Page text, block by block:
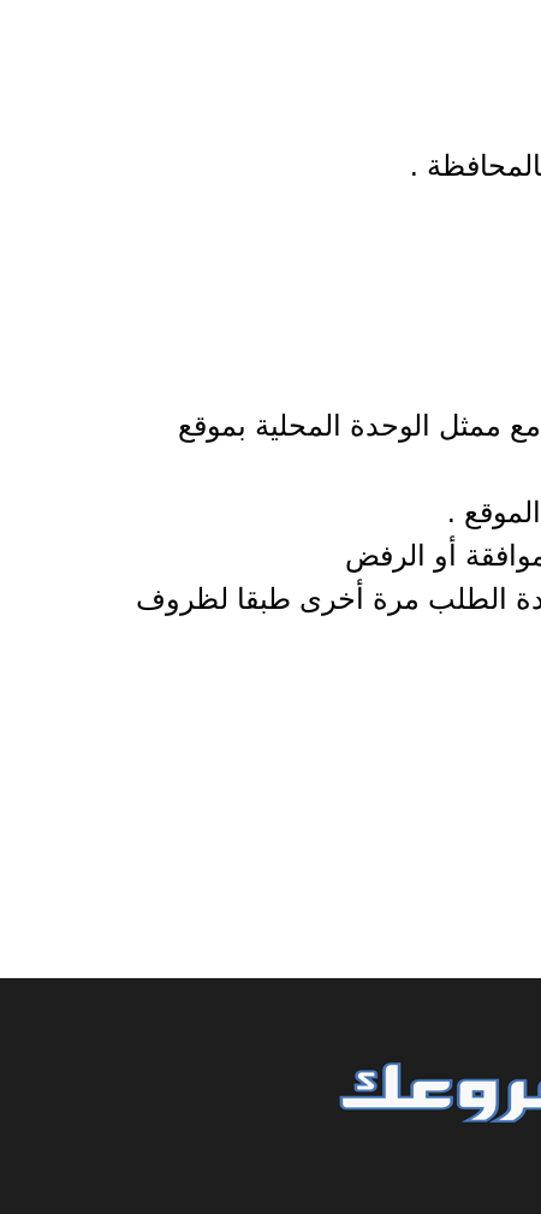
.
ممثل الوحدة المحلية بموقع
.
أو الرفض
الطلب مرة أخرى طبقا لظروف